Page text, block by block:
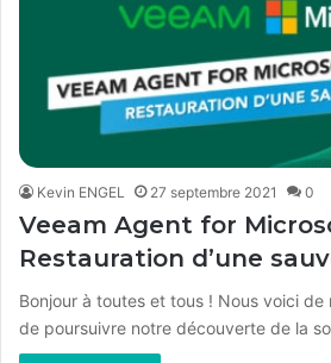
Kevin ENGEL 27 septembre 2021 0
Veeam Agent for
Restauration d’une
Bonjour à toutes et tous ! Nous voici de
de poursuivre notre découverte de la